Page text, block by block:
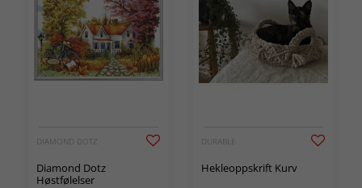
DIAMOND DOTZ
Diamond Dotz
Høstfølelser
DURABLE
Hekleoppskrift Kurv